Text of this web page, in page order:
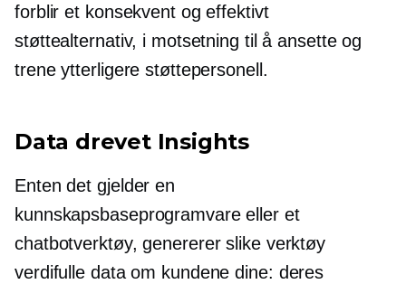
forblir et konsekvent og effektivt
støttealternativ, i motsetning til å ansette og
trene ytterligere støttepersonell.
Data drevetInsights
Enten det gjelder en
kunnskapsbaseprogramvare eller et
chatbotverktøy, genererer slike verktøy
verdifulle data om kundene dine: deres